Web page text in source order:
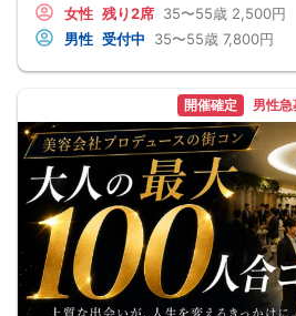
中止判断タイミング 開始3時間前
毎週開催し続けて20年。これまでに数えきれないほ
報告をいただいてきた歴史あるイベントです。
れの歩幅で参加されています。共通の目的を持った
🟥【キャンセルポリシー】
ご応募後のキャンセルはキャンセル料がかかります
通常価格（定価）の100%
お振込でのお支払いをお願いします。
別日への振替は可能です
（キャンセル料はかかりませんが、先にお振込を
希望日をお知らせください。
女性 残り2席 35〜55歳 2,500円
男性 受付中 35〜55歳 7,800円
開催確定 男性急